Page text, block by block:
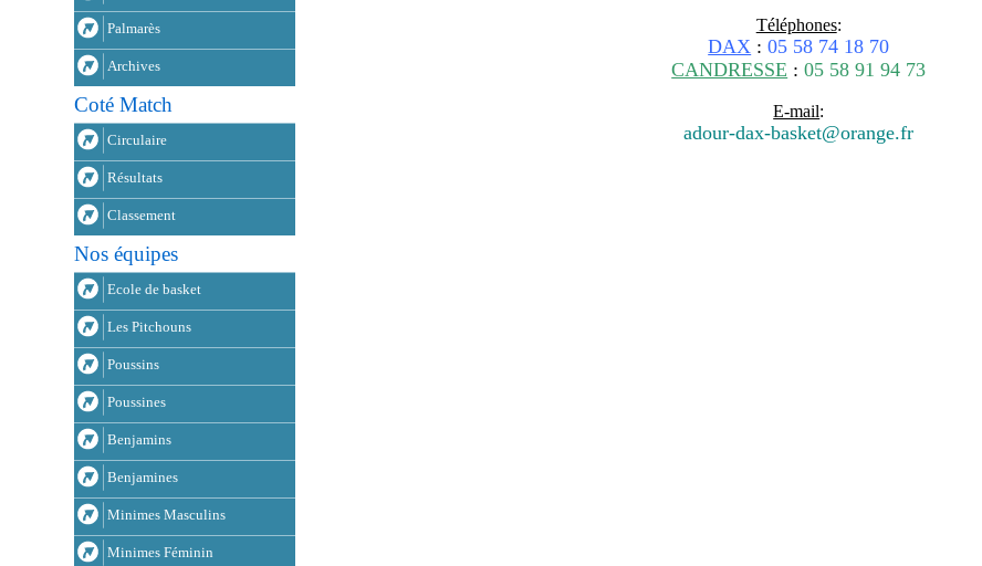
Palmarès
Archives
Coté Match
Circulaire
Résultats
Classement
Nos équipes
Ecole de basket
Les Pitchouns
Poussins
Poussines
Benjamins
Benjamines
Minimes Masculins
Minimes Féminin
Téléphones:
DAX :05 58 74 18 70
CANDRESSE :05 58 91 94 73
E-mail:
adour-dax-basket@orange.fr